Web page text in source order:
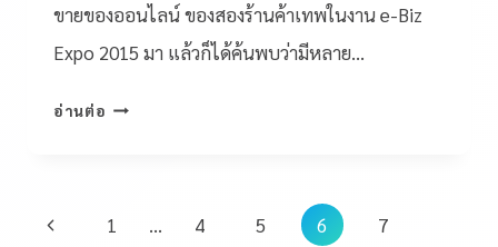
ขายของออนไลน์ ของสองร้านค้าเทพในงาน e-Biz
Expo 2015 มา แล้วก็ได้ค้นพบว่ามีหลาย…
อ่านต่อ
1 … 4 5 6
7